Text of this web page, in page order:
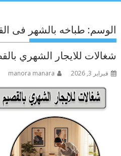
الوسم: طباخه بالشهر فى
شغالات للايجار الشهري بالقصيم
فبراير 3, 2026 manora manara